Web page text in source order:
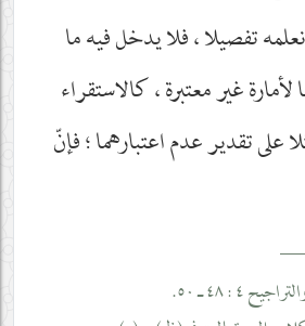
تفصيلا ، فلا يدخل فيه ما
غير معتبرة ، كالاستقراء
على تقدير عدم اعتبارهما ؛ فإنّ